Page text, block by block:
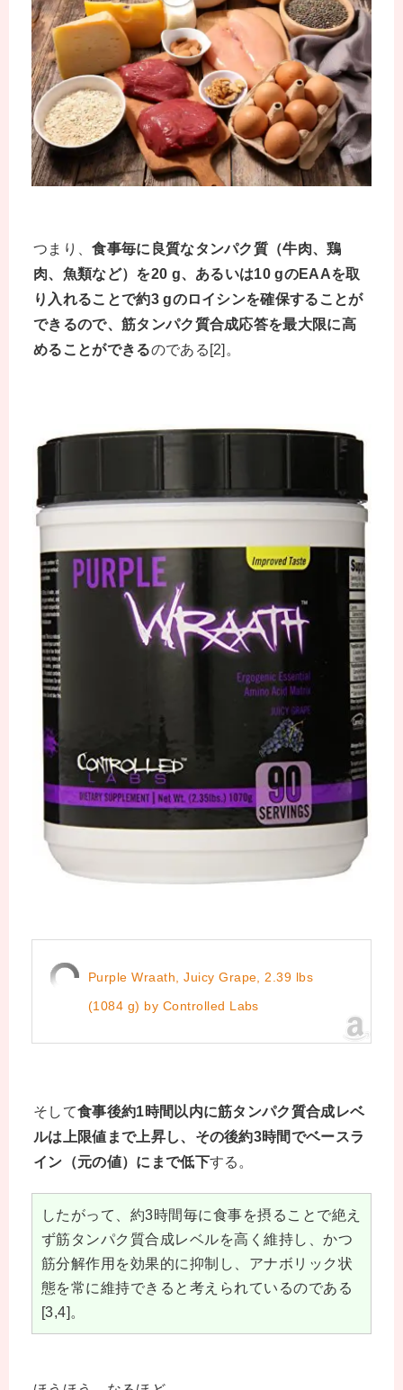
つまり、食事毎に良質なタンパク質（牛肉、鶏
肉、魚類など）を20 g、あるいは10 gのEAAを取
り入れることで約3 gのロイシンを確保することが
できるので、筋タンパク質合成応答を最大限に高
めることができるのである[2]。
Purple Wraath, Juicy Grape, 2.39 lbs
(1084 g) by Controlled Labs
そして食事後約1時間以内に筋タンパク質合成レベ
ルは上限値まで上昇し、その後約3時間でベースラ
イン（元の値）にまで低下する。
したがって、約3時間毎に食事を摂ることで絶え
ず筋タンパク質合成レベルを高く維持し、かつ
筋分解作用を効果的に抑制し、アナボリック状
態を常に維持できると考えられているのである
[3,4]。